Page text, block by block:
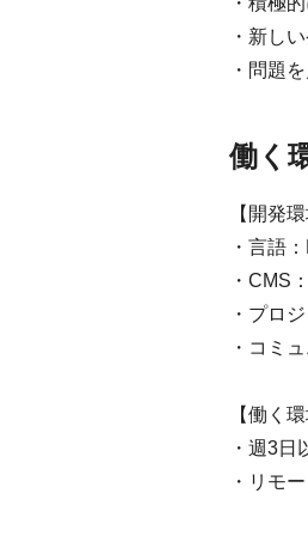
・新し
・問題
働く
【開発環
・言語
・CMS
・プロ
・コミ
【働く環
・週3日
・リモ